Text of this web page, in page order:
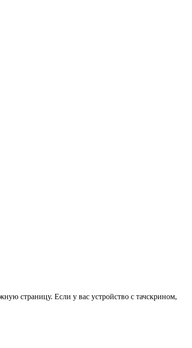
страницу. Если у вас устройство с тачскрином,